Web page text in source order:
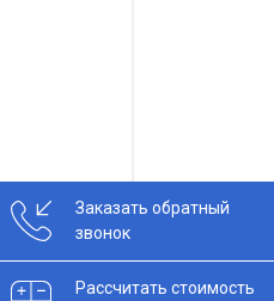
Заказать обратный
звонок
Рассчитать стоимость